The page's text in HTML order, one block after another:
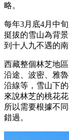
略。
每年3月底4月中
挺拔的雪山為背
到十人九不遇的
西藏整個林芝地
沿途、波密、雅
沿線等，雪山下
來說林芝的桃花
所以需要根據不
錯過。